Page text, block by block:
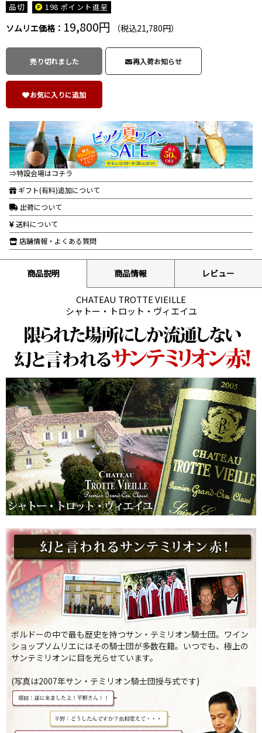
品切 198 ポイント進呈
ソムリエ価格： 19,800円 （税込21,780円）
売り切れました 再入荷お知らせ
お気に入りに追加
⇒特設会場はコチラ
ギフト(有料)追加について
出荷について
送料について
店舗情報・よくある質問
商品説明 商品情報 レビュー
CHATEAU TROTTE VIEILLE
シャトー・トロット・ヴィエイユ
ボルドーの中で最も歴史を持つサン・テミリオン騎士団。ワイン
ショップソムリエにはその騎士団が多数在籍。いつでも、極上の
サンテミリオンに目を光らせています。
(写真は2007年サン・テミリオン騎士団授与式です)